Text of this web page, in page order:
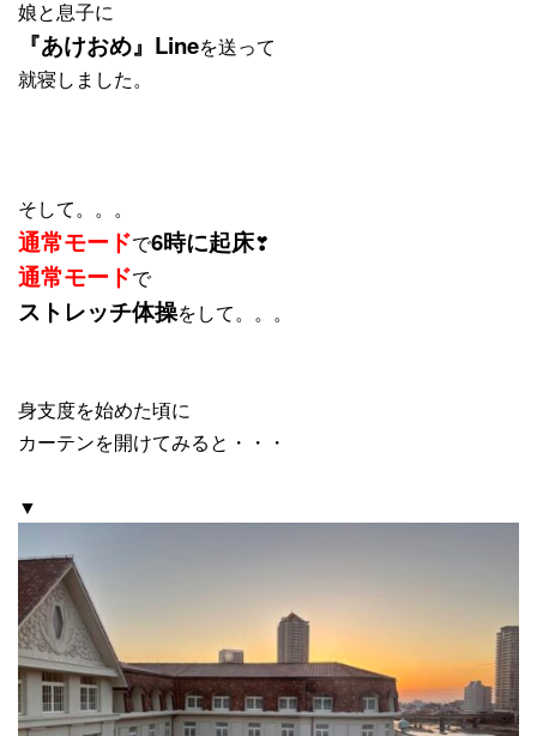
娘と息子に
『あけおめ』Lineを送って
就寝しました。
そして。。。
通常モードで6時に起床❣
通常モードで
ストレッチ体操をして。。。
身支度を始めた頃に
カーテンを開けてみると・・・
▼